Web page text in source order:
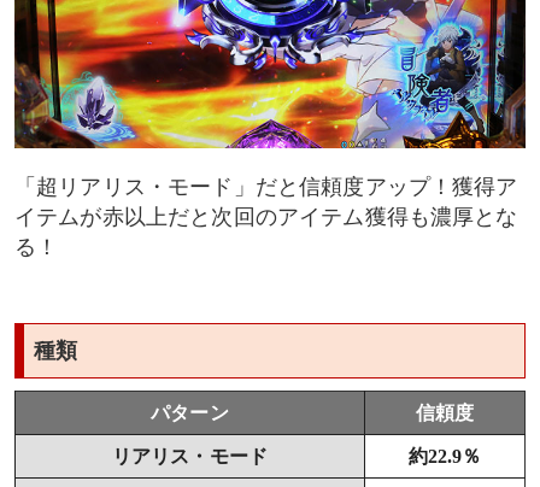
「超リアリス・モード」だと信頼度アップ！獲得ア
イテムが赤以上だと次回のアイテム獲得も濃厚とな
る！
種類
パターン 信頼度
リアリス・モード 約22.9％